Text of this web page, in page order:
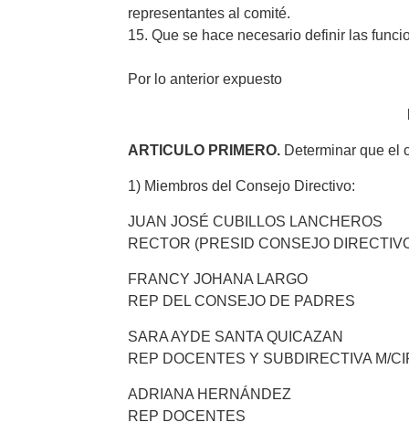
representantes al comité.
15. Que se hace necesario definir las
Por lo anterior expuesto
ARTICULO PRIMERO. Determinar que el
1) Miembros del Consejo Directivo:
JUAN JOSÉ CUBILLOS LANCHEROS
RECTOR (PRESID CONSEJO
FRANCY JOHANA LARGO
REP DEL CONSEJO DE PADRES
SARA AYDE SANTA QUICAZAN
REP DOCENTES Y SUBDIRECTIVA M/
ADRIANA HERNÁNDEZ
REP DOCENTES